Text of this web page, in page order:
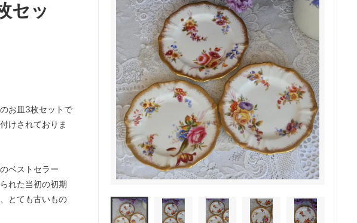
ノリタケ ベリーク
ティータイム・ヴィンテージ
セッ
お皿3枚セットで
けされておりま
ベストセラー
れた当初の初期
とても古いもの